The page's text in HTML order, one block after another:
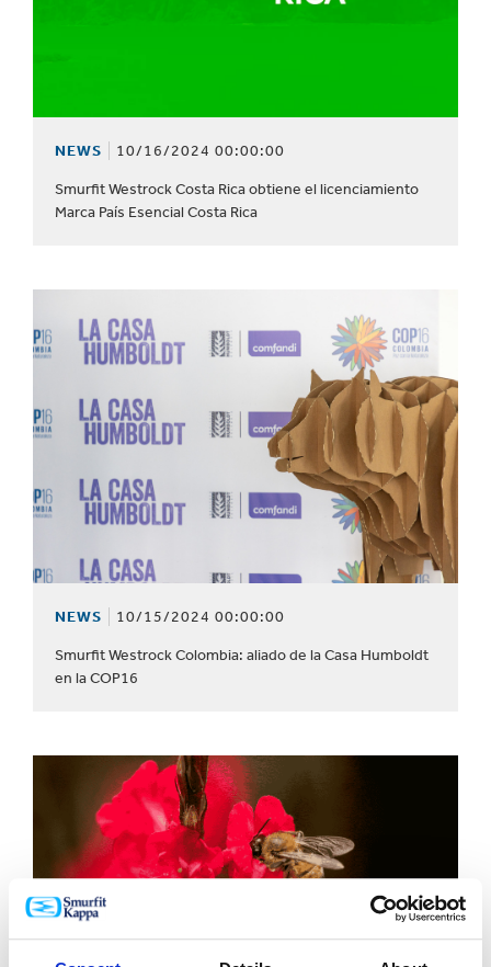
NEWS 10/16/2024 00:00:00
Smurfit Westrock Costa Rica obtiene el licenciamiento
Marca País Esencial Costa Rica
NEWS 10/15/2024 00:00:00
Smurfit Westrock Colombia: aliado de la Casa Humboldt
en la COP16